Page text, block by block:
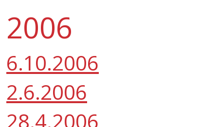
2006
6.10.2006
2.6.2006
28.4.2006